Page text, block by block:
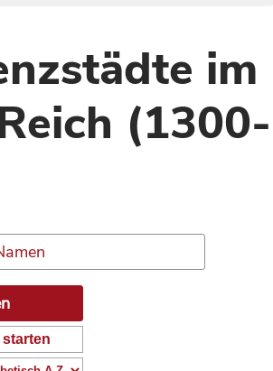
im
(1300-
starten